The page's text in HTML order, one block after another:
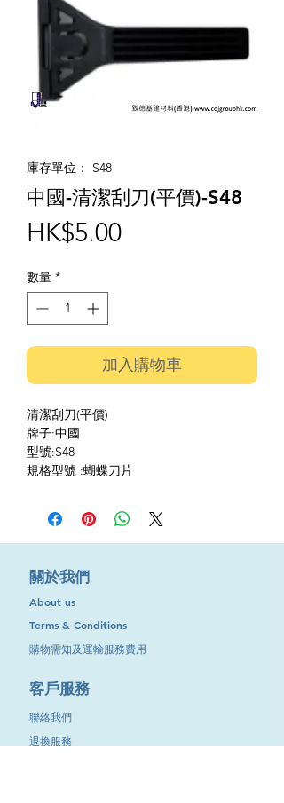
庫存單位： S48
中國-清潔刮刀(平價)-S48
HK$5.00價
數量 *
加入購物車
清潔刮刀(平價)
牌子:中國
型號:S48
規格型號 :蝴蝶刀片
​關於我們
About us
Terms & Conditions
購物需知及運輸服務費用
​客戶服務
聯絡我們
退換服務